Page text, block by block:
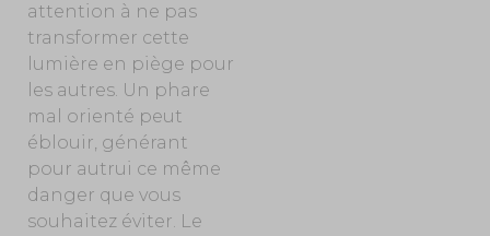
attention à ne pas
transformer cette
lumière en piège pour
les autres. Un phare
mal orienté peut
éblouir, générant
pour autrui ce même
danger que vous
souhaitez éviter. Le